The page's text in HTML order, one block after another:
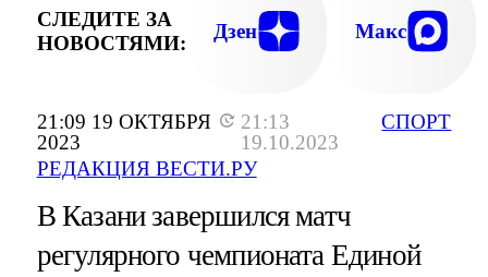
21:09 19 ОКТЯБРЯ
2023
21:13
19.10.2023
РЕДАКЦИЯ ВЕСТИ.РУ
СПОРТ
СЛЕДИТЕ ЗА
НОВОСТЯМИ:
Дзен Макс
В Казани завершился матч
регулярного чемпионата Единой